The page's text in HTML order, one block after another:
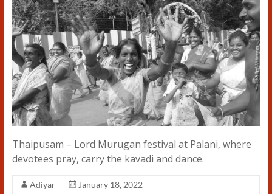
Thaipusam – Lord Murugan festival at Palani, where
devotees pray, carry the kavadi and dance.
Adiyar
January 18, 2022